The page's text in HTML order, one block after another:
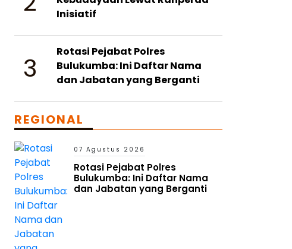
Inisiatif
3
Rotasi Pejabat Polres
Bulukumba: Ini Daftar Nama
dan Jabatan yang Berganti
REGIONAL
07 Agustus 2026
Rotasi Pejabat Polres
Bulukumba: Ini Daftar Nama
dan Jabatan yang Berganti